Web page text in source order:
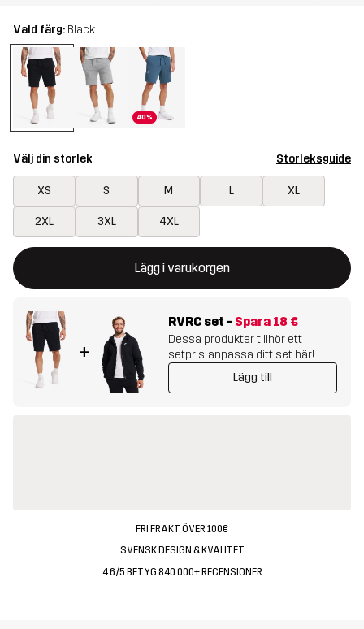
Vald färg: Black
40%
Välj din storlek Storleksguide
XS S M L XL
2XL 3XL 4XL
Lägg i varukorgen
Denna knapp kommer att öppna en modal som bekräftar en ny
{{size}} inte tillgänglig
+
RVRC set - Spara 18 €
Dessa produkter tillhör ett
setpris, anpassa ditt set här!
Lägg till
FRI FRAKT ÖVER 100€
SVENSK DESIGN & KVALITET
4.6/5 BETYG 840 000+ RECENSIONER